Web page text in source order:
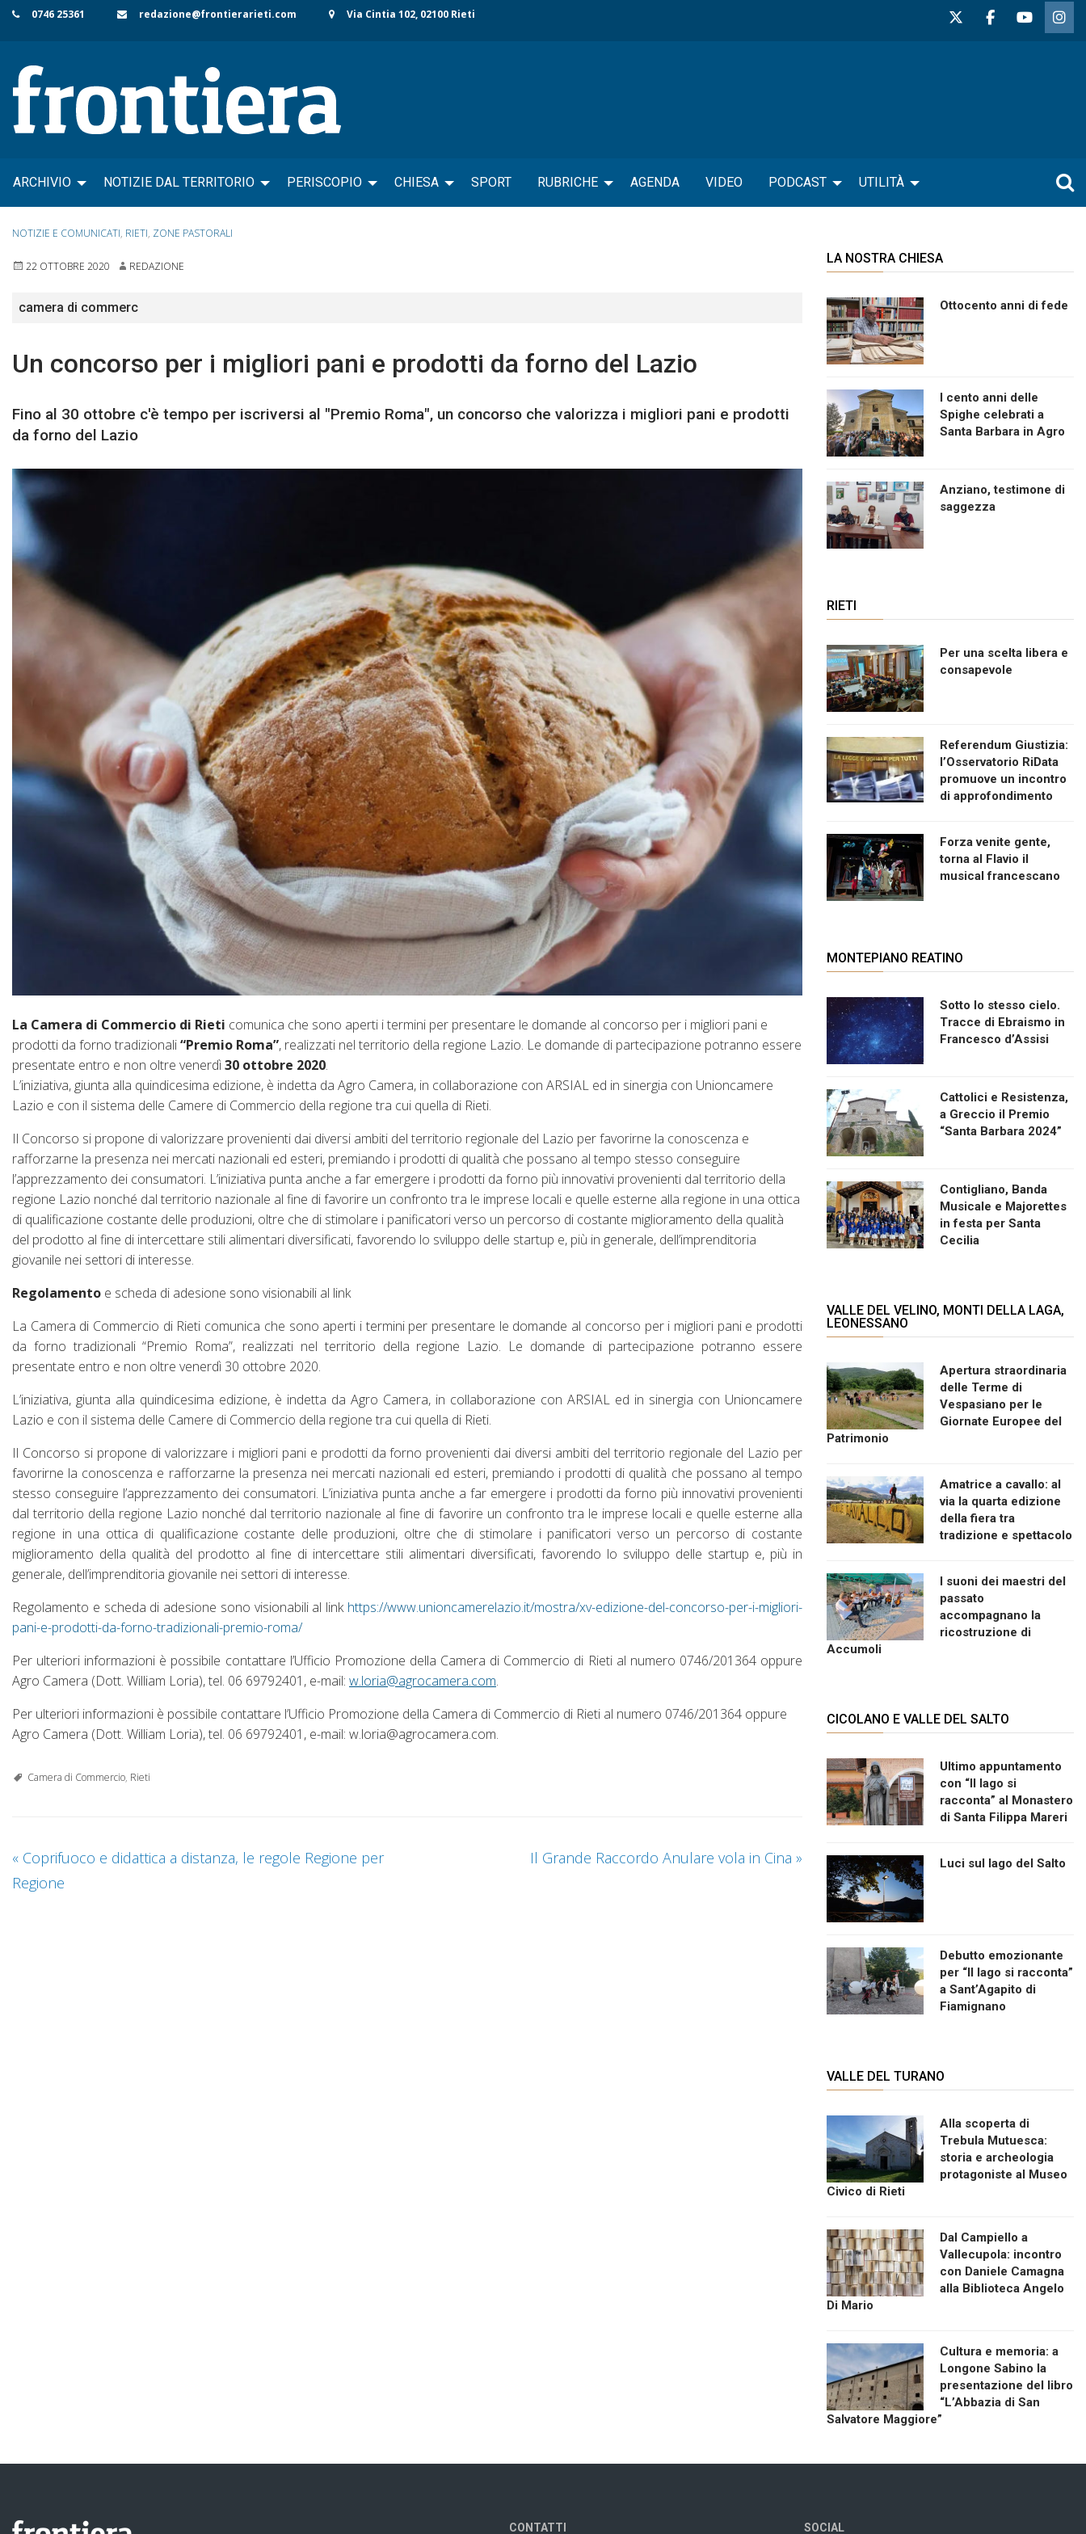
Skip
content
0746 25361 redazione@frontierarieti.com Via Cintia 102, 02100 Rieti
ARCHIVIO NOTIZIE DAL TERRITORIO PERISCOPIO CHIESA SPORT RUBRICHE AGENDA VIDEO PODCAST UTILITÀ
NOTIZIE E COMUNICATI, RIETI, ZONE PASTORALI
22 OTTOBRE 2020 REDAZIONE
camera di commerc
Un concorso per i migliori pani e prodotti da forno del Lazio
Fino al 30 ottobre c'è tempo per iscriversi al "Premio Roma", un concorso che valorizza i migliori pani e prodotti
da forno del Lazio
La Camera di Commercio di Rieti comunica che sono aperti i termini per presentare le domande al concorso per i migliori pani e
prodotti da forno tradizionali“Premio Roma”, realizzati nel territorio della regione Lazio. Le domande di partecipazione potranno essere
presentate entro e non oltre venerdì30 ottobre 2020.
L’iniziativa, giunta alla quindicesima edizione, è indetta da Agro Camera, in collaborazione con ARSIAL ed in sinergia con Unioncamere
Lazio e con il sistema delle Camere di Commercio della regione tra cui quella di Rieti.
Il Concorso si propone di valorizzare provenienti dai diversi ambiti del territorio regionale del Lazio per favorirne la conoscenza e
rafforzarne la presenza nei mercati nazionali ed esteri, premiando i prodotti di qualità che possano al tempo stesso conseguire
l’apprezzamento dei consumatori. L’iniziativa punta anche a far emergere i prodotti da forno più innovativi provenienti dal territorio della
regione Lazio nonché dal territorio nazionale al fine di favorire un confronto tra le imprese locali e quelle esterne alla regione in una ottica
di qualificazione costante delle produzioni, oltre che di stimolare i panificatori verso un percorso di costante miglioramento della qualità
del prodotto al fine di intercettare stili alimentari diversificati, favorendo lo sviluppo delle startup e, più in generale, dell’imprenditoria
giovanile nei settori di interesse.
Regolamento e scheda di adesione sono visionabili al link
La Camera di Commercio di Rieti comunica che sono aperti i termini per presentare le domande al concorso per i migliori pani e prodotti
da forno tradizionali “Premio Roma”, realizzati nel territorio della regione Lazio. Le domande di partecipazione potranno essere
presentate entro e non oltre venerdì 30 ottobre 2020.
L’iniziativa, giunta alla quindicesima edizione, è indetta da Agro Camera, in collaborazione con ARSIAL ed in sinergia con Unioncamere
Lazio e con il sistema delle Camere di Commercio della regione tra cui quella di Rieti.
Il Concorso si propone di valorizzare i migliori pani e prodotti da forno provenienti dai diversi ambiti del territorio regionale del Lazio per
favorirne la conoscenza e rafforzarne la presenza nei mercati nazionali ed esteri, premiando i prodotti di qualità che possano al tempo
stesso conseguire l’apprezzamento dei consumatori. L’iniziativa punta anche a far emergere i prodotti da forno più innovativi provenienti
dal territorio della regione Lazio nonché dal territorio nazionale al fine di favorire un confronto tra le imprese locali e quelle esterne alla
regione in una ottica di qualificazione costante delle produzioni, oltre che di stimolare i panificatori verso un percorso di costante
miglioramento della qualità del prodotto al fine di intercettare stili alimentari diversificati, favorendo lo sviluppo delle startup e, più in
generale, dell’imprenditoria giovanile nei settori di interesse.
Regolamento e scheda di adesione sono visionabili al linkhttps://www.unioncamerelazio.it/mostra/xv-edizione-del-concorso-per-i-migliori-
pani-e-prodotti-da-forno-tradizionali-premio-roma/
Per ulteriori informazioni è possibile contattare l’Ufficio Promozione della Camera di Commercio di Rieti al numero 0746/201364 oppure
Agro Camera (Dott. William Loria), tel. 06 69792401, e-mail: w.loria@agrocamera.com.
Per ulteriori informazioni è possibile contattare l’Ufficio Promozione della Camera di Commercio di Rieti al numero 0746/201364 oppure
Agro Camera (Dott. William Loria), tel. 06 69792401, e-mail: w.loria@agrocamera.com.
Camera di Commercio, Rieti
« Coprifuoco e didattica a distanza, le regole Regione per
Regione
Il Grande Raccordo Anulare vola in Cina »
LA NOSTRA CHIESA
Ottocento anni di fede
I cento anni delle
Spighe celebrati a
Santa Barbara in Agro
Anziano, testimone di
saggezza
RIETI
Per una scelta libera e
consapevole
Referendum Giustizia:
l’Osservatorio RiData
promuove un incontro
di approfondimento
Forza venite gente,
torna al Flavio il
musical francescano
MONTEPIANO REATINO
Sotto lo stesso cielo.
Tracce di Ebraismo in
Francesco d’Assisi
Cattolici e Resistenza,
a Greccio il Premio
“Santa Barbara 2024”
Contigliano, Banda
Musicale e Majorettes
in festa per Santa
Cecilia
VALLE DEL VELINO, MONTI DELLA LAGA,
LEONESSANO
Apertura straordinaria
delle Terme di
Vespasiano per le
Giornate Europee del
Patrimonio
Amatrice a cavallo: al
via la quarta edizione
della fiera tra
tradizione e spettacolo
I suoni dei maestri del
passato
accompagnano la
ricostruzione di
Accumoli
CICOLANO E VALLE DEL SALTO
Ultimo appuntamento
con “Il lago si
racconta” al Monastero
di Santa Filippa Mareri
Luci sul lago del Salto
Debutto emozionante
per “Il lago si racconta”
a Sant’Agapito di
Fiamignano
VALLE DEL TURANO
Alla scoperta di
Trebula Mutuesca:
storia e archeologia
protagoniste al Museo
Civico di Rieti
Dal Campiello a
Vallecupola: incontro
con Daniele Camagna
alla Biblioteca Angelo
Di Mario
Cultura e memoria: a
Longone Sabino la
presentazione del libro
“L’Abbazia di San
Salvatore Maggiore”
CONTATTI SOCIAL